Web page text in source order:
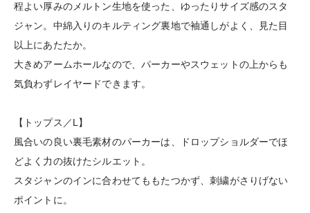
程よい厚みのメルトン生地を使った、ゆったりサイズ感のスタ
ジャン。中綿入りのキルティング裏地で袖通しがよく、見た目
以上にあたたか。
大きめアームホールなので、パーカーやスウェットの上からも
気負わずレイヤードできます。
【トップス／L】
風合いの良い裏毛素材のパーカーは、ドロップショルダーでほ
どよく力の抜けたシルエット。
スタジャンのインに合わせてももたつかず、刺繍がさりげない
ポイントに。